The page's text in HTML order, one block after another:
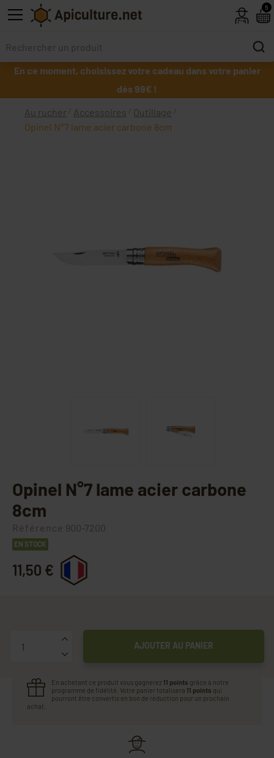
Skip to main content
En ce moment, choisissez votre cadeau dans votre panier
dès 99€ !
Au rucher Accessoires
Outillage
Opinel N°7 lame acier carbone 8cm
Opinel N°7 lame acier carbone
8cm
Référence 900-7200
EN STOCK
11,50 €
AJOUTER AU PANIER
En achetant ce produit vous gagnerez 11 points grâce à notre
programme de fidélité. Votre panier totalisera 11 points qui
pourront être convertis en bon de réduction pour un prochain
achat.
5